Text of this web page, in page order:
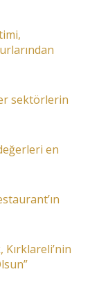
sektörlerin
en
Kırklareli’nin